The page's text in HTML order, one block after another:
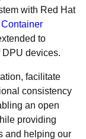
with Red Hat
to
DPU devices.
facilitate
consistency
an open
providing
and helping our